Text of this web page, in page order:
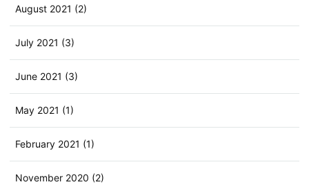
August 2021 (2)
July 2021 (3)
June 2021 (3)
May 2021 (1)
February 2021 (1)
November 2020 (2)